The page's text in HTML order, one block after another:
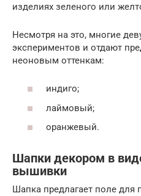
изделиях зеленого или
Несмотря на это, многие
экспериментов и отдают
неоновым оттенкам:
индиго;
лаймовый;
оранжевый.
Шапки декором в
вышивки
Шапка предлагает поле для